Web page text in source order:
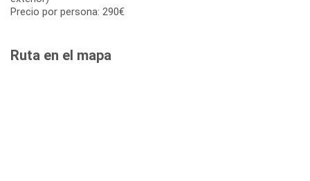
Precio por persona: 290€
Ruta en el mapa